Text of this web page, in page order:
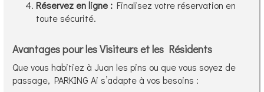
Réservez en ligne : Finalisez votre réservation en
toute sécurité.
Avantages pour les Visiteurs et les Résidents
Que vous habitiez à Juan les pins ou que vous soyez de
passage, PARKING Ai s’adapte à vos besoins :